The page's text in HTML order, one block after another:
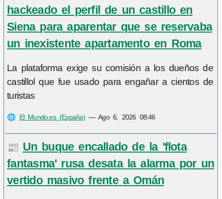
hackeado el perfil de un castillo en
Siena para aparentar que se reservaba
un inexistente apartamento en Roma
La plataforma exige su comisión a los dueños de
castillol que fue usado para engañar a cientos de
turistas
🌐 El Mundo.es (España)—Ago 6, 2026 08:46
📰 Un buque encallado de la 'flota
fantasma' rusa desata la alarma por un
vertido masivo frente a Omán